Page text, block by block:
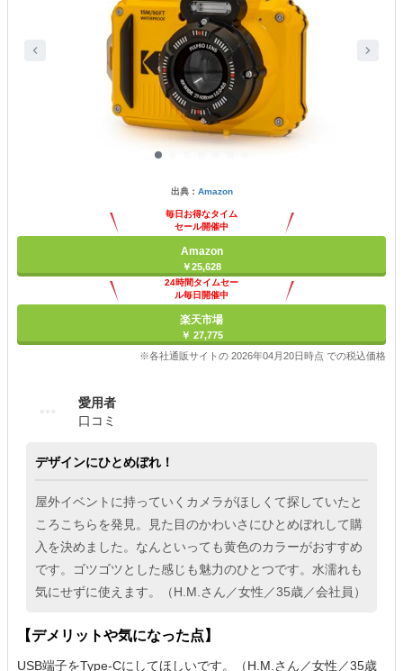
出典： Amazon
毎日お得なタイム
セール開催中
Amazon
￥25,628
24時間タイムセー
ル毎日開催中
楽天市場
￥ 27,775
※各社通販サイトの 2026年04月20日時点 での税込価格
愛用者
口コミ
デザインにひとめぼれ！
屋外イベントに持っていくカメラがほしくて探していたと
ころこちらを発見。見た目のかわいさにひとめぼれして購
入を決めました。なんといっても黄色のカラーがおすすめ
です。ゴツゴツとした感じも魅力のひとつです。水濡れも
気にせずに使えます。（H.M.さん／女性／35歳／会社員）
【デメリットや気になった点】
USB端子をType-Cにしてほしいです。（H.M.さん／女性／35歳